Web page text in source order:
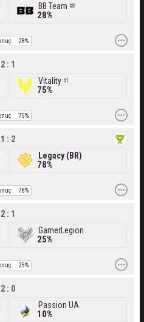
28%
BB Team 8
28%
2 : 1
75%
Vitality 1
75%
1 : 2
78%
Legacy (BR)
78%
2 : 1
25%
GamerLegion
25%
2 : 0
10%
Passion UA